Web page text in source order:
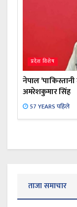
प्रदेश विशेष
नेपाल
अमरेशकुमार सिंह
57 YEARS पहिले
ताजा समाचार